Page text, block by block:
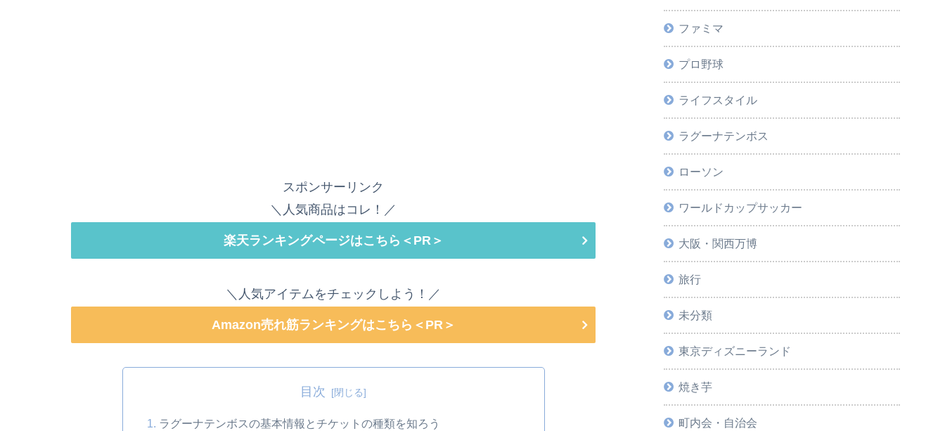
スポンサーリンク
＼人気商品はコレ！／
楽天ランキングページはこちら＜PR＞
＼人気アイテムをチェックしよう！／
Amazon売れ筋ランキングはこちら＜PR＞
目次
ラグーナテンボスの基本情報とチケットの種類を知ろう
ファミマ
プロ野球
ライフスタイル
ラグーナテンボス
ローソン
ワールドカップサッカー
大阪・関西万博
旅行
未分類
東京ディズニーランド
焼き芋
町内会・自治会